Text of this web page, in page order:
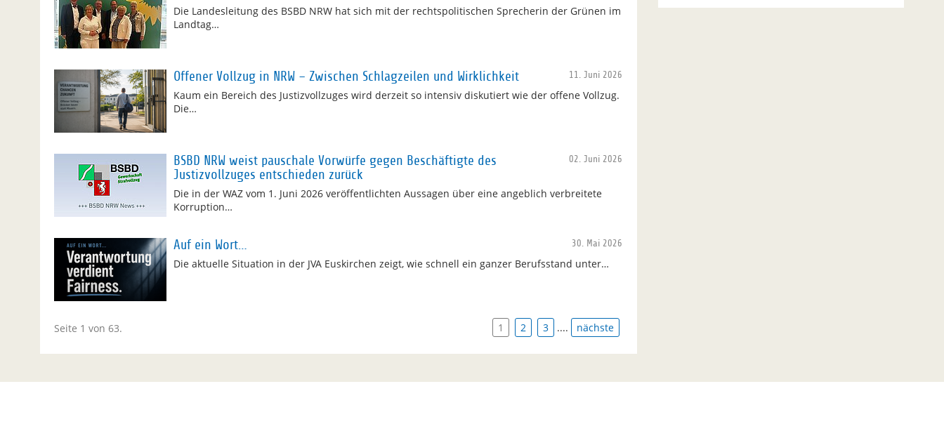
Die Landesleitung des BSBD NRW hat sich mit der rechtspolitischen Sprecherin der Grünen im
Landtag…
11. Juni 2026
Offener Vollzug in NRW – Zwischen Schlagzeilen und Wirklichkeit
Kaum ein Bereich des Justizvollzuges wird derzeit so intensiv diskutiert wie der offene Vollzug.
Die…
02. Juni 2026
BSBD NRW weist pauschale Vorwürfe gegen Beschäftigte des
Justizvollzuges entschieden zurück
Die in der WAZ vom 1. Juni 2026 veröffentlichten Aussagen über eine angeblich verbreitete
Korruption…
30. Mai 2026
Auf ein Wort…
Die aktuelle Situation in der JVA Euskirchen zeigt, wie schnell ein ganzer Berufsstand unter…
Seite 1 von 63. 1 2 3 .... nächste